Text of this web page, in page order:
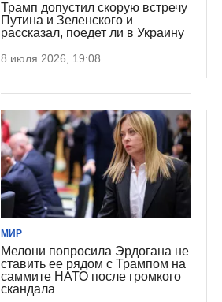
Трамп допустил скорую встречу
Путина и Зеленского и
рассказал, поедет ли в Украину
8 июля 2026, 19:08
МИР
Мелони попросила Эрдогана не
ставить ее рядом с Трампом на
саммите НАТО после громкого
скандала